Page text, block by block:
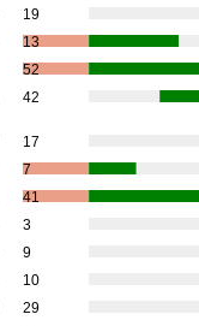
19
13
52
42
17
7
41
3
9
10
29